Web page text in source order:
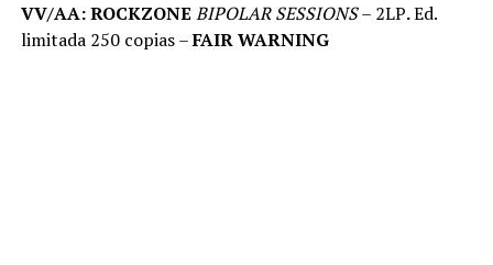
VV/AA:ROCKZONE BIPOLAR SESSIONS– 2LP.Ed.
limitada 250 copias –FAIR WARNING